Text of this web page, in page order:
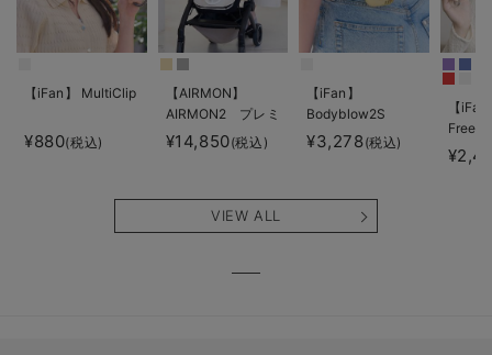
【iFan】 MultiClip
¥880(税込)
【AIRMON】
AIRMON2 プレミ
アム
¥14,850(税込)
【iFan】
Bodyblow2S
¥3,278(税込)
【
Freeze
VIEW ALL